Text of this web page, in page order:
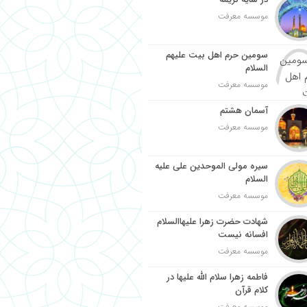
موسسه معرفت
سومین حرم اهل بیت علیهم
السلام
موسسه معرفت
آسمان هشتم
موسسه معرفت
سیره مولی الموحدین علی علیه
السلام
موسسه معرفت
شهادت حضرت زهرا علیهاالسلام
افسانه نیست
موسسه معرفت
فاطمه زهرا سلام الله علیها در
کلام قرآن